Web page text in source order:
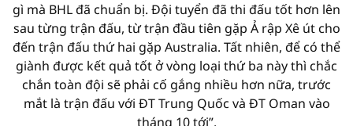
gì mà BHL đã chuẩn bị. Đội tuyển đã thi đấu tốt hơn lên
sau từng trận đấu, từ trận đầu tiên gặp Ả rập Xê út cho
đến trận đấu thứ hai gặp Australia. Tất nhiên, để có thể
giành được kết quả tốt ở vòng loại thứ ba này thì chắc
chắn toàn đội sẽ phải cố gắng nhiều hơn nữa, trước
mắt là trận đấu với ĐT Trung Quốc và ĐT Oman vào
tháng 10 tới”.